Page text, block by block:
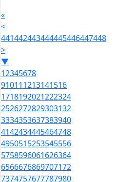
«
<
441442443444445446447448
>
▼
12345678
910111213141516
1718192021222324
2526272829303132
3334353637383940
4142434445464748
4950515253545556
5758596061626364
6566676869707172
7374757677787980